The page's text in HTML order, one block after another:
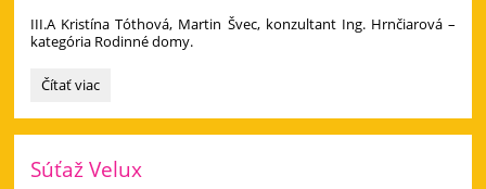
III.A Kristína Tóthová, Martin Švec, konzultant Ing. Hrnčiarová –
kategória Rodinné domy.
Súťaž
Čítať viac
Súťaž Velux